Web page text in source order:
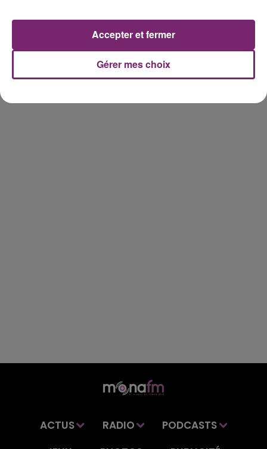
ACTUS RADIO
PODCASTS
Gérer mes choix
Accepter et fermer